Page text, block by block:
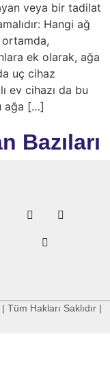
veya bir tadilat
Hangi ağ
ek olarak, ağa
uç cihaz
ev cihazı da bu
ağa […]
Bazıları
Tüm Hakları Saklıdır |